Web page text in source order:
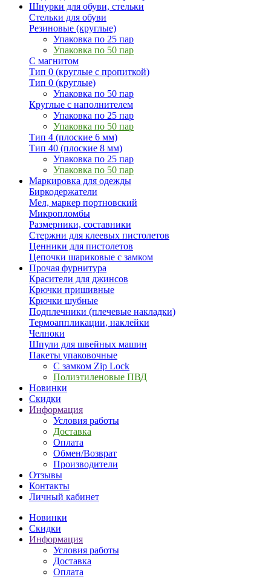
Шнурки для обуви, стельки
Стельки для обуви
Резиновые (круглые)
Упаковка по 25 пар
Упаковка по 50 пар
С магнитом
Тип 0 (круглые с пропиткой)
Тип 0 (круглые)
Упаковка по 50 пар
Круглые с наполнителем
Упаковка по 25 пар
Упаковка по 50 пар
Тип 4 (плоские 6 мм)
Тип 40 (плоские 8 мм)
Упаковка по 25 пар
Упаковка по 50 пар
Маркировка для одежды
Биркодержатели
Мел, маркер портновский
Микропломбы
Размерники, составники
Стержни для клеевых пистолетов
Ценники для пистолетов
Цепочки шариковые с замком
Прочая фурнитура
Красители для джинсов
Крючки пришивные
Крючки шубные
Подплечники (плечевые накладки)
Термоаппликации, наклейки
Челноки
Шпули для швейных машин
Пакеты упаковочные
С замком Zip Lock
Полиэтиленовые ПВД
Новинки
Скидки
Информация
Условия работы
Доставка
Оплата
Обмен/Возврат
Производители
Отзывы
Контакты
Личный кабинет
Новинки
Скидки
Информация
Условия работы
Доставка
Оплата